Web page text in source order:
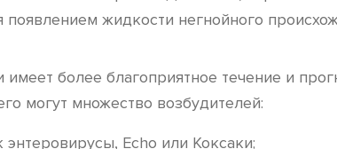
появлением жидкости негнойного
имеет более благоприятное течение и
могут множество возбудителей:
энтеровирусы, Echo или Коксаки;